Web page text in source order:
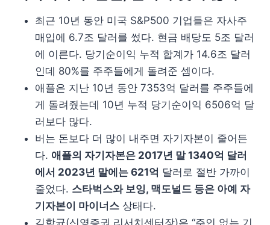
최근 10년 동안 미국 S&P500 기업들은 자사주
매입에 6.7조 달러를 썼다. 현금 배당도 5조 달러
에 이른다. 당기순이익 누적 합계가 14.6조 달러
인데 80%를 주주들에게 돌려준 셈이다.
애플은 지난 10년 동안 7353억 달러를 주주들에
게 돌려줬는데 10년 누적 당기순이익 6506억 달
러보다 많다.
버는 돈보다 더 많이 내주면 자기자본이 줄어든
다. 애플의 자기자본은 2017년 말 1340억 달러
에서 2023년 말에는 621억 달러로 절반 가까이
줄었다. 스타벅스와 보잉, 맥도널드 등은 아예 자
기자본이 마이너스 상태다.
김학균(신영증권 리서치센터장)은 “주인 없는 기